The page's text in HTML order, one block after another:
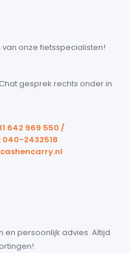
onze fietsspecialisten!
gesprek rechts onder in
642 969 550 /
2432518
persoonlijk advies. Altijd